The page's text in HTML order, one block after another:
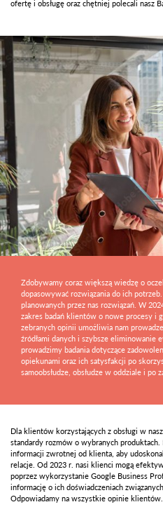
ofertę i obsługę oraz chętniej polecali nasz
Zdobywamy coraz większą wiedzę o
dopasowywać rozwiązania do ich
planowanych przez nas rozwiązań. W
zakres badań klientów o nowe procesy i
zebranych opinii umożliwia nam
źródłami danych i szybsze eliminowanie
prowadzimy badania dotyczące
opiekunami oraz ich satysfakcji po
samoobsłudze, obsłudze w oddziale i po
Dla klientów korzystających z obsługi w
standardy rozmów o wybranych
informacji zwrotnej od klienta, aby
relacje. Od 2023 r. nasi klienci mogą
poprzez wykorzystanie Google Business
informację o ich doświadczeniach
Odpowiadamy na wszystkie opinie klientów.